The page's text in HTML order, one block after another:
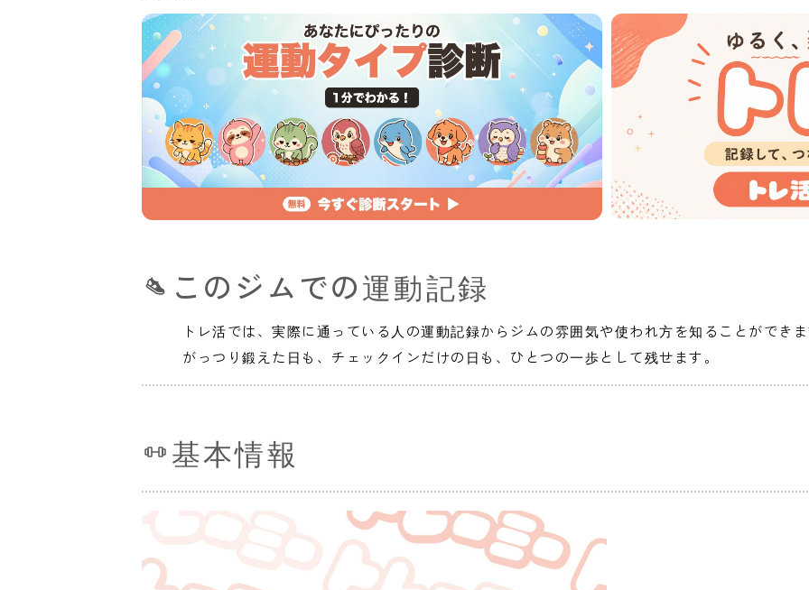
このジムでの運動記録
トレ活では、実際に通っている人の運動記録からジムの雰囲気や使われ方を知ることができ
がっつり鍛えた日も、チェックインだけの日も、ひとつの一歩として残せます。
基本情報